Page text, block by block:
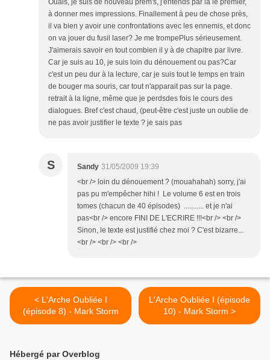
Ouais, je suis de nouveau prem's, j'entends par la le premier,
à donner mes impressions. Finallement à peu de chose près,
il va bien y avoir une confrontations avec les ennemis, et donc
on va jouer du fusil laser? Je me trompePlus sérieusement.
J'aimerais savoir en tout combien il y à de chapitre par livre.
Car je suis au 10, je suis loin du dénouement ou pas?Car
c'est un peu dur à la lecture, car je suis tout le temps en train
de bouger ma souris, car tout n'apparait pas sur la page.
retrait à la ligne, même que je perdsdes fois le cours des
dialogues. Bref c'est chaud, (peut-être c'est juste un oublie de
ne pas avoir justifier le texte ? je sais pas
S Sandy 31/05/2009 19:39
<br /> loin du dénouement ? (mouahahah) sorry, j'ai
pas pu m'empêcher hihi ! Le volume 6 est en trois
tomes (chacun de 40 épisodes) ........... et je n'ai
pas<br /> encore FINI DE L'ECRIRE !!!<br /> <br />
Sinon, le texte est justifié chez moi ? C'est bizarre...
<br /> <br /> <br />
< L'Arche Oubliée I
(épisode 8) - Mark Storm
L'Arche Oubliée I (épisode
10) - Mark Storm >
Hébergé par Overblog